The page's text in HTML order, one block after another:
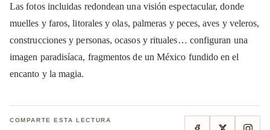
Las fotos incluidas redondean una visión espectacular, donde
muelles y faros, litorales y olas, palmeras y peces, aves y veleros,
construcciones y personas, ocasos y rituales… configuran una
imagen paradisíaca, fragmentos de un México fundido en el
encanto y la magia.
COMPARTE ESTA LECTURA